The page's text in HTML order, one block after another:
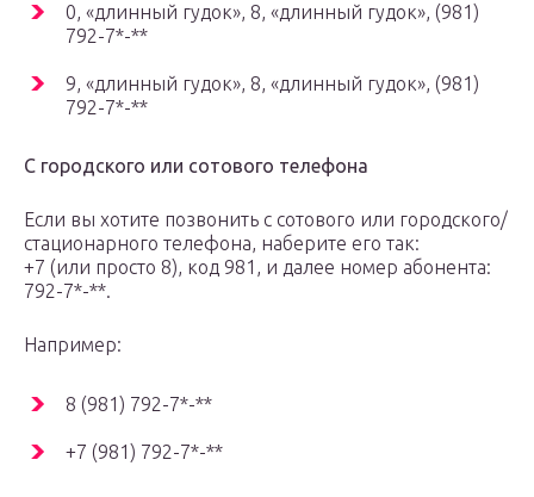
0, «длинный гудок», 8, «длинный гудок», (981)
792-7*-**
9, «длинный гудок», 8, «длинный гудок», (981)
792-7*-**
С городского или сотового телефона
Если вы хотите позвонить с сотового или городского/
стационарного телефона, наберите его так:
+7 (или просто 8), код 981, и далее номер абонента:
792-7*-**.
Например:
8 (981) 792-7*-**
+7 (981) 792-7*-**